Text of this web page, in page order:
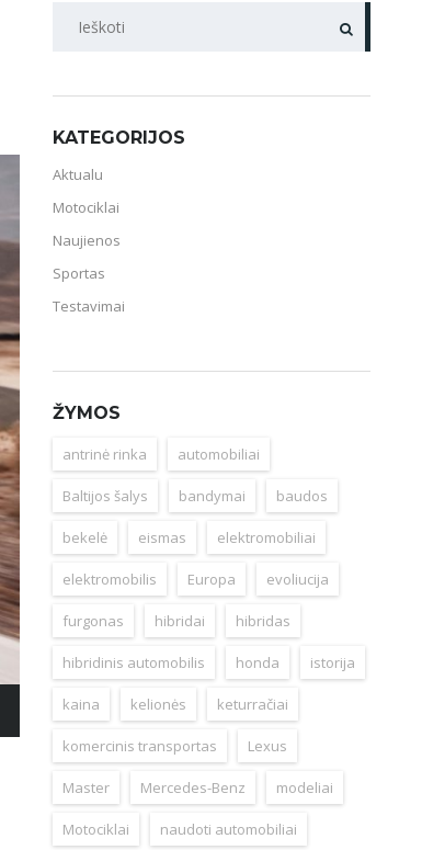
PAIEŠKA
KATEGORIJOS
Aktualu
Motociklai
Naujienos
Sportas
Testavimai
ŽYMOS
antrinė rinka automobiliai
Baltijos šalys bandymai baudos
bekelė eismas elektromobiliai
elektromobilis Europa evoliucija
furgonas hibridai hibridas
hibridinis automobilis honda istorija
kaina kelionės keturračiai
komercinis transportas Lexus
Master Mercedes-Benz modeliai
Motociklai naudoti automobiliai